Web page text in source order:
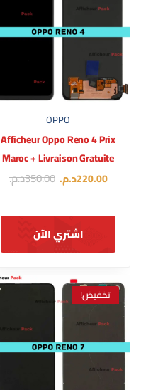
OPPO
Afficheur Oppo Reno 4 Prix
Maroc + Livraison Gratuite
220.00د.م. 350.00د.م.
اشتري الآن
تخفيض!